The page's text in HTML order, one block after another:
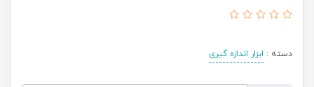
دسته : ابزار اندازه گیری